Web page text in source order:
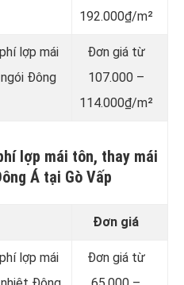
192.000₫/m²
lợp mái
Đông
Đơn giá từ
107.000 –
114.000₫/m²
lợp mái tôn, thay mái
Á tại Gò Vấp
Đơn giá
lợp mái
Đơn giá từ